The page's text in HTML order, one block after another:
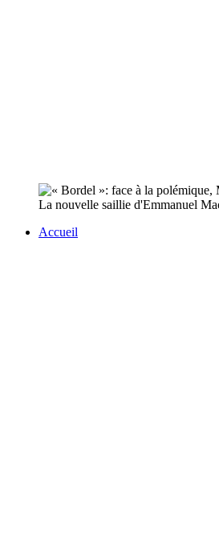
La nouvelle saillie d'Emmanuel
Accueil